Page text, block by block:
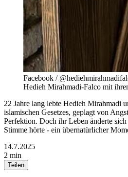
Facebook /
Hedieh Mirahmadi-Falco mit
22 Jahre lang lebte Hedieh Mirahmadi
islamischen Gesetzes, geplagt von
Perfektion. Doch ihr Leben änderte sich
Stimme hörte - ein übernatürlicher
14.7.2025
2 min
Teilen